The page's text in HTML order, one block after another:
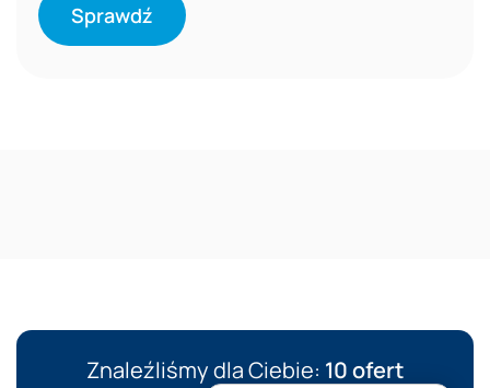
Sprawdź
Znaleźliśmy dla Ciebie: 10 ofert